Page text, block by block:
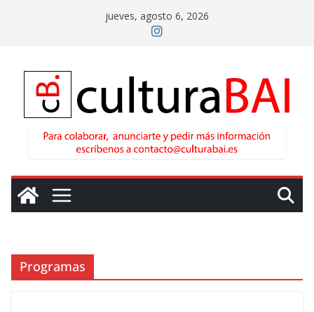
jueves, agosto 6, 2026
Programas